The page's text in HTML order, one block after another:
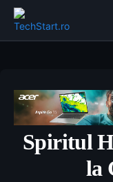
Spiritul
la